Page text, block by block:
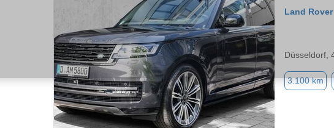
Land
Düsseldorf,
3.100 km